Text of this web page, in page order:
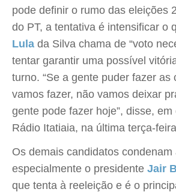
pode definir o rumo das eleições
do PT, a tentativa é intensificar o
Lula da Silva chama de “voto
tentar garantir uma possível
turno. “Se a gente puder fazer as
vamos fazer, não vamos deixar
gente pode fazer hoje”, disse,
Rádio Itatiaia, na última terça-
Os demais candidatos condenam
especialmente o presidente Jair
que tenta à reeleição e é o